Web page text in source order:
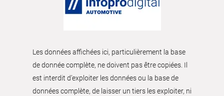
Les données affichées ici, particulièrement la base
de donnée complète, ne doivent pas être copiées. Il
est interdit d’exploiter les données ou la base de
données complète, de laisser un tiers les exploiter, ni